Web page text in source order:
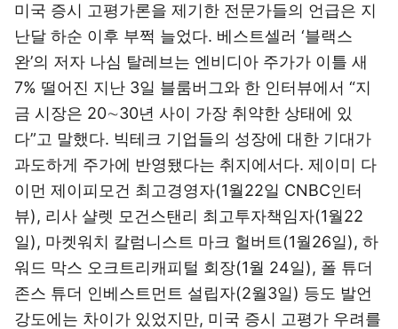
미국 증시 고평가론을 제기한 전문가들의 언급은 지
난달 하순 이후 부쩍 늘었다. 베스트셀러 ‘블랙스
완’의 저자 나심 탈레브는 엔비디아 주가가 이틀 새
7% 떨어진 지난 3일 블룸버그와 한 인터뷰에서 “지
금 시장은 20∼30년 사이 가장 취약한 상태에 있
다”고 말했다. 빅테크 기업들의 성장에 대한 기대가
과도하게 주가에 반영됐다는 취지에서다. 제이미 다
이먼 제이피모건 최고경영자(1월22일 CNBC인터
뷰), 리사 샬렛 모건스탠리 최고투자책임자(1월22
일), 마켓워치 칼럼니스트 마크 헐버트(1월26일), 하
워드 막스 오크트리캐피털 회장(1월 24일), 폴 튜더
존스 튜더 인베스트먼트 설립자(2월3일) 등도 발언
강도에는 차이가 있었지만, 미국 증시 고평가 우려를